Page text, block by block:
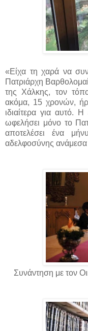
«Είχα τη χαρά να
Πατριάρχη
της Χάλκης, τον
ακόμα, 15 χρονών,
ιδιαίτερα για αυτό.
ωφελήσει μόνο το
αποτελέσει ένα
αδελφοσύνης
Συνάντηση με τον